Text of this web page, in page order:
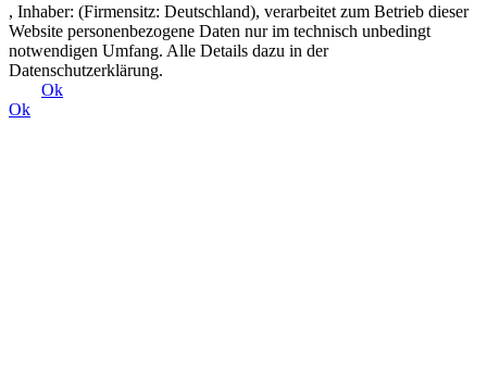
, Inhaber: (Firmensitz: Deutschland), verarbeitet zum Betrieb dieser
Website personenbezogene Daten nur im technisch unbedingt
notwendigen Umfang. Alle Details dazu in der
Datenschutzerklärung.
Ok
Ok